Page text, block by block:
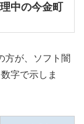
中の今金町
方が、ソフト闇
字で示しま